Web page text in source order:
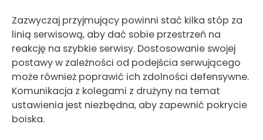
Zazwyczaj przyjmujący powinni stać kilka stóp za
linią serwisową, aby dać sobie przestrzeń na
reakcję na szybkie serwisy. Dostosowanie swojej
postawy w zależności od podejścia serwującego
może również poprawić ich zdolności defensywne.
Komunikacja z kolegami z drużyny na temat
ustawienia jest niezbędna, aby zapewnić pokrycie
boiska.